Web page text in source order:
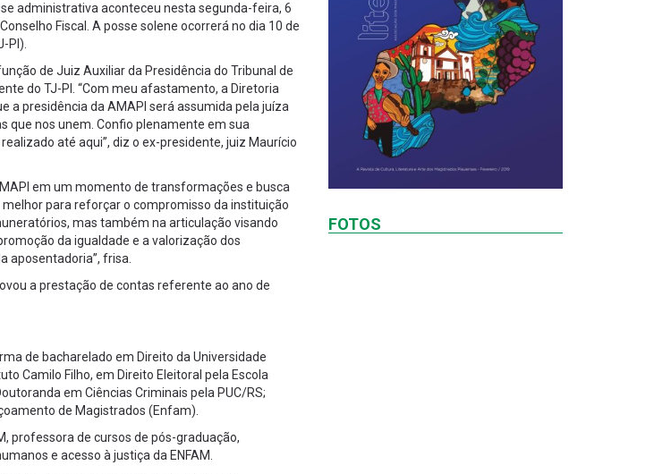
administrativa aconteceu nesta segunda-feira, 6
Fiscal. A posse solene ocorrerá no dia 10 de
PI).
de Juiz Auxiliar da Presidência do Tribunal de
do TJ-PI. “Com meu afastamento, a Diretoria
a presidência da AMAPI será assumida pela juíza
que nos unem. Confio plenamente em sua
até aqui”, diz o ex-presidente, juiz Maurício
em um momento de transformações e busca
para reforçar o compromisso da instituição
mas também na articulação visando
da igualdade e a valorização dos
aposentadoria”, frisa.
a prestação de contas referente ao ano de
de bacharelado em Direito da Universidade
Camilo Filho, em Direito Eleitoral pela Escola
em Ciências Criminais pela PUC/RS;
de Magistrados (Enfam).
professora de cursos de pós-graduação,
e acesso à justiça da ENFAM.
FOTOS